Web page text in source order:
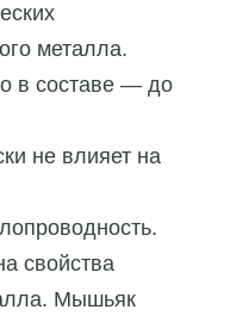
металла.
в составе — до
не влияет на
свойства
Мышьяк